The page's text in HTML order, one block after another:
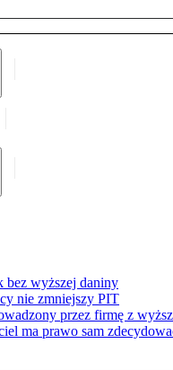
bez wyższej daniny
nie zmniejszy PIT
przez firmę z
ma prawo sam